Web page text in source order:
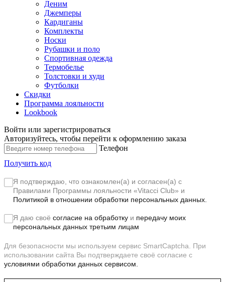
Деним
Джемперы
Кардиганы
Комплекты
Носки
Рубашки и поло
Спортивная одежда
Термобелье
Толстовки и худи
Футболки
Скидки
Программа лояльности
Lookbook
Войти или зарегистрироваться
Авторизуйтесь, чтобы перейти к оформлению заказа
Телефон
Получить код
Я подтверждаю, что ознакомлен(а) и согласен(а) с
Правилами Программы лояльности «Vitacci Club» и
Политикой в отношении обработки персональных данных.
Я даю своё согласие на обработку и передачу моих
персональных данных третьим лицам
Для безопасности мы используем сервис SmartCaptcha. При
использовании сайта Вы подтверждаете своё согласие с
условиями обработки данных сервисом.